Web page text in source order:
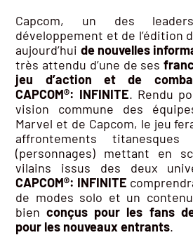
Capcom, un des
développement et de l’édition
aujourd’hui de nouvelles
très attendu d’une de ses
jeu d’action et de
CAPCOM®: INFINITE. Rendu
vision commune des
Marvel et de Capcom, le jeu
affrontements
(personnages) mettant en
vilains issus des deux
CAPCOM®: INFINITE
de modes solo et un
bienconçus pour les fans
pour les nouveaux entrants.